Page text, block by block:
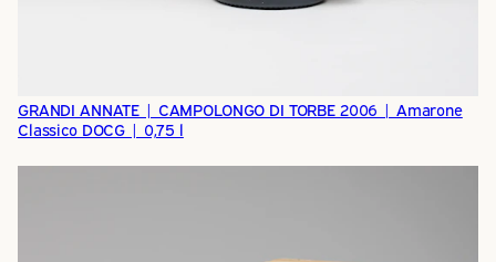
GRANDI ANNATE | CAMPOLONGO DI TORBE 2006 | Amarone
Classico DOCG | 0,75 l